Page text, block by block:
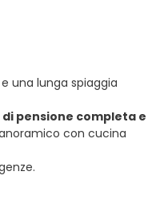
una lunga spiaggia
pensione completa e
con cucina